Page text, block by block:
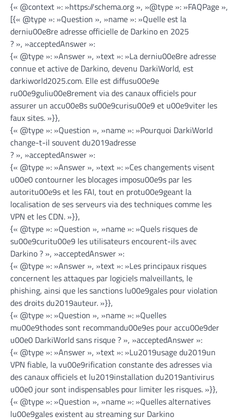
{« @context »: »https://schema.org », »@type »: »FAQPage
[{« @type »: »Question », »name »: »Quelle est la
derniu00e8re adresse officielle de Darkino en 2025
? », »acceptedAnswer »:
{« @type »: »Answer », »text »: »La derniu00e8re adresse
connue et active de Darkino, devenu DarkiWorld, est
darkiworld2025.com. Elle est diffusu00e9e
ru00e9guliu00e8rement via des canaux officiels pour
assurer un accu00e8s su00e9curisu00e9 et u00e9viter les
faux sites. »}},
{« @type »: »Question », »name »: »Pourquoi DarkiWorld
change-t-il souvent du2019adresse
? », »acceptedAnswer »:
{« @type »: »Answer », »text »: »Ces changements visent
u00e0 contourner les blocages imposu00e9s par les
autoritu00e9s et les FAI, tout en protu00e9geant la
localisation de ses serveurs via des techniques comme les
VPN et les CDN. »}},
{« @type »: »Question », »name »: »Quels risques de
su00e9curitu00e9 les utilisateurs encourent-ils avec
Darkino ? », »acceptedAnswer »:
{« @type »: »Answer », »text »: »Les principaux risques
concernent les attaques par logiciels malveillants, le
phishing, ainsi que les sanctions lu00e9gales pour violation
des droits du2019auteur. »}},
{« @type »: »Question », »name »: »Quelles
mu00e9thodes sont recommandu00e9es pour accu00e9der
u00e0 DarkiWorld sans risque ? », »acceptedAnswer »:
{« @type »: »Answer », »text »: »Lu2019usage du2019un
VPN fiable, la vu00e9rification constante des adresses via
des canaux officiels et lu2019installation du2019antivirus
u00e0 jour sont indispensables pour limiter les risques. »}},
{« @type »: »Question », »name »: »Quelles alternatives
lu00e9gales existent au streaming sur Darkino